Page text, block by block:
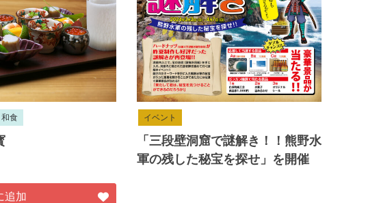
和食
追加
イベント
「三段壁洞窟で謎解き！！熊野水
軍の残した秘宝を探せ」を開催